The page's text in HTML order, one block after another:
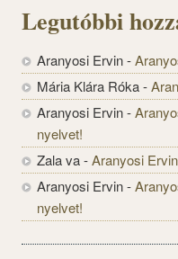
Legutóbbi
Aranyosi Ervin-
Mária Klára Róka-
Aranyosi Ervin-
nyelvet!
Zala va-Aranyosi
Aranyosi Ervin-
nyelvet!